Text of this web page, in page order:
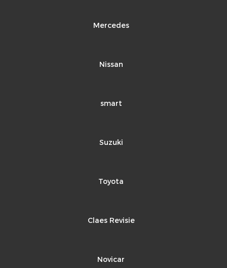
Mercedes
Nissan
smart
Suzuki
Toyota
Claes Revisie
Novicar